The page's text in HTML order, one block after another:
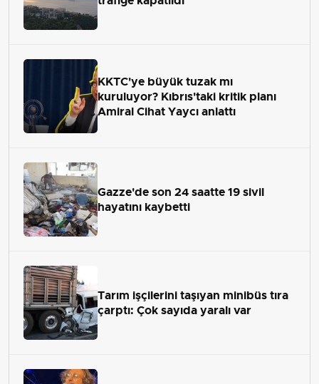
KKTC'ye büyük tuzak mı
kuruluyor? Kıbrıs'taki kritik planı
Amiral Cihat Yaycı anlattı
Gazze'de son 24 saatte 19 sivil
hayatını kaybetti
Tarım işçilerini taşıyan minibüs tıra
çarptı: Çok sayıda yaralı var